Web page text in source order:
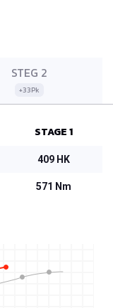
STEG 2
+33Pk
STAGE 1
409 HK
571 Nm